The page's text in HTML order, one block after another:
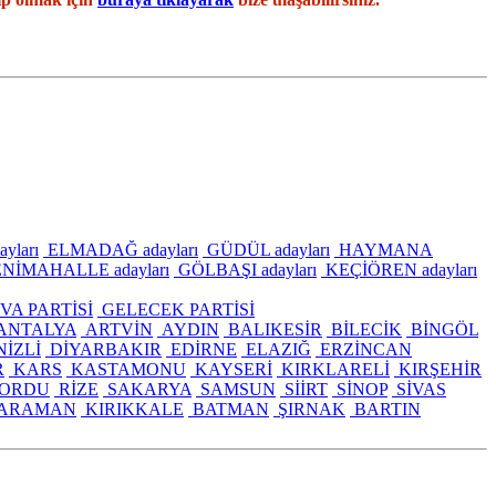
ELMADAĞ adayları GÜDÜL adayları HAYMANA
adayları GÖLBAŞI adayları KEÇİÖREN adayları
PARTİSİ GELECEK PARTİSİ
ARTVİN AYDIN BALIKESİR BİLECİK BİNGÖL
DİYARBAKIR EDİRNE ELAZIĞ ERZİNCAN
KARS KASTAMONU KAYSERİ KIRKLARELİ KIRŞEHİR
RİZE SAKARYA SAMSUN SİİRT SİNOP SİVAS
KIRIKKALE BATMAN ŞIRNAK BARTIN